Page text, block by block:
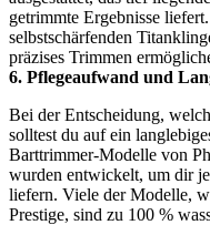
getrimmte Ergebnisse
selbstschärfenden
präzises Trimmen
6. Pflegeaufwand und
Bei der Entscheidung,
solltest du auf ein
Barttrimmer-Modelle von
wurden entwickelt, um dir
liefern. Viele der Modelle,
Prestige, sind zu 100 %